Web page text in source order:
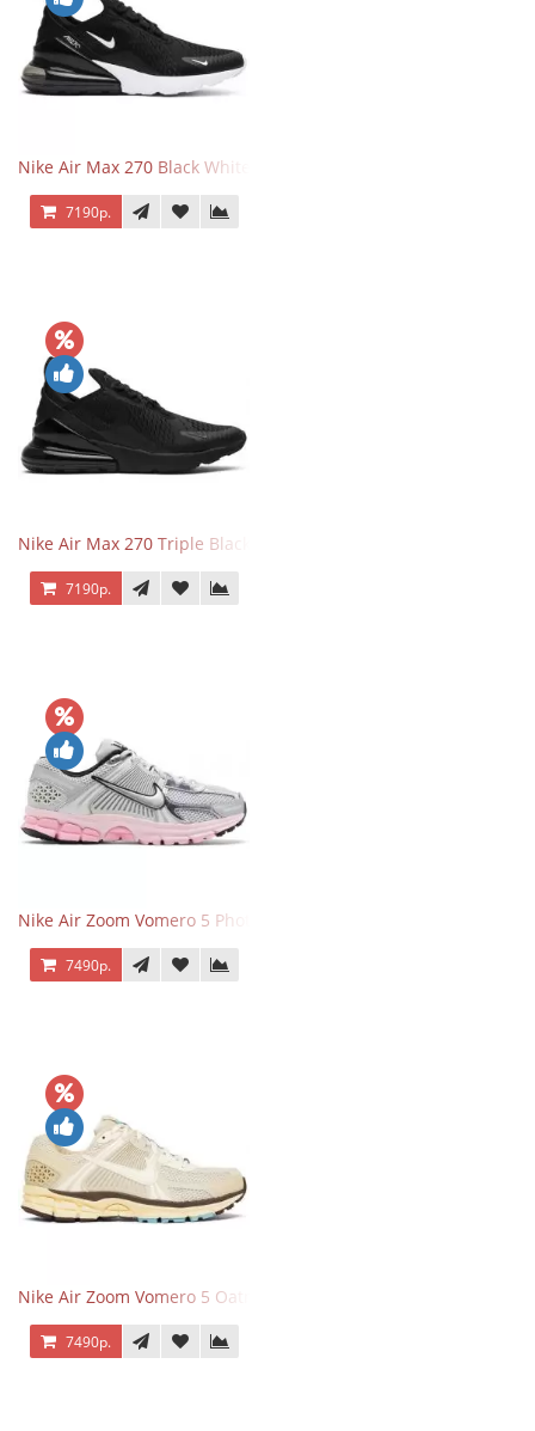
Nike Air Max 270 Black White
7190р.
Nike Air Max 270 Triple Black
7190р.
Nike Air Zoom Vomero 5 Photon Dust Pink Foam
7490р.
Nike Air Zoom Vomero 5 Oatmeal
7490р.